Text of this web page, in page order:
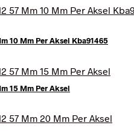
10 Mm Per Aksel Kba91465
15 Mm Per Aksel